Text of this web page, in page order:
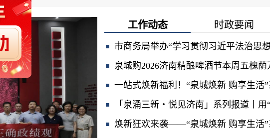
工作动态 时政要闻
市商务局举办“学习贯彻习近平法治思
泉城购2026济南精酿啤酒节本周五槐荫
一站式焕新福利！“泉城焕新 购享生活
「泉涌三新・悦见济南」系列报道丨用
焕新狂欢来袭——“泉城焕新 购享生活”
关闭